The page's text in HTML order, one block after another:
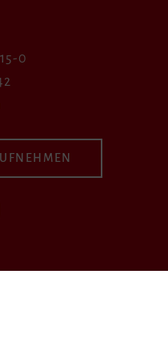
0
Facebook
uns auf Instagram
Sie uns bei Vimeo